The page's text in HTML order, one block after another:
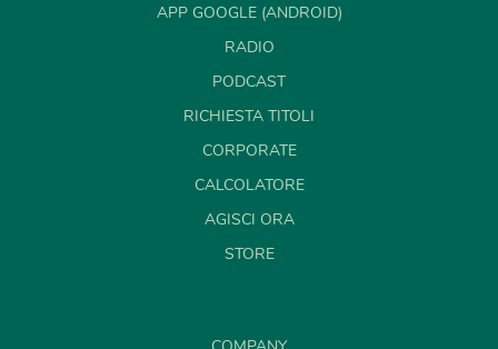
APP GOOGLE (ANDROID)
RADIO
PODCAST
RICHIESTA TITOLI
CORPORATE
CALCOLATORE
AGISCI ORA
STORE